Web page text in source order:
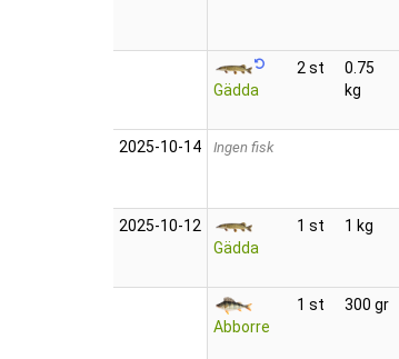
Gädda
2 st
0.75
kg
2025‑10‑14 Ingen fisk
2025‑10‑12
Gädda
1 st 1 kg
Abborre
1 st 300 gr